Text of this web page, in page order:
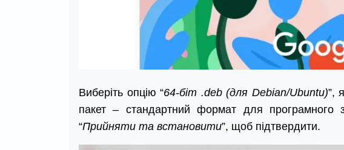
Виберіть опцію “64-біт .deb (для Debian/Ubuntu)”,
пакет – стандартний формат для програмного
“Прийняти та встановити”, щоб підтвердити.